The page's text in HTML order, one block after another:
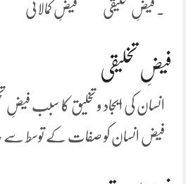
۔ فیضِ تخلیقی فیضِ کمالاتی
فیضِ تخلیقی
انسان کی ایجاد و تخلیق کا سبب فیضِ
فیض انسان کو صفات کے توسط سے